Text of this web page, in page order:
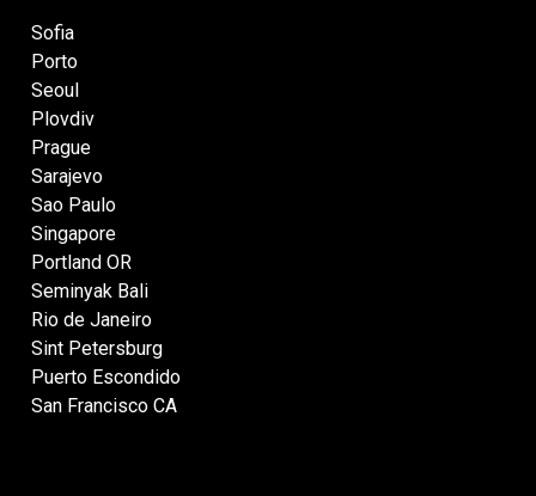
Sofia
Porto
Seoul
Plovdiv
Prague
Sarajevo
Sao Paulo
Singapore
Portland OR
Seminyak Bali
Rio de Janeiro
Sint Petersburg
Puerto Escondido
San Francisco CA